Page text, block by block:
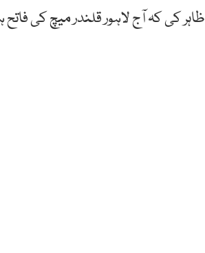
کی کہ آج لاہور قلندر میچ کی فاتح